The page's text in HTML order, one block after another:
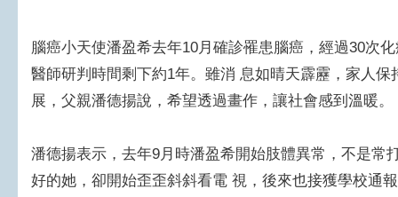
腦癌小天使潘盈希去年10月確診罹患腦癌，經過30次
醫師研判時間剩下約1年。雖消 息如晴天霹靂，家人
展，父親潘德揚說，希望透過畫作，讓社會感到溫暖。
潘德揚表示，去年9月時潘盈希開始肢體異常，不是常
好的她，卻開始歪歪斜斜看電 視，後來也接獲學校通